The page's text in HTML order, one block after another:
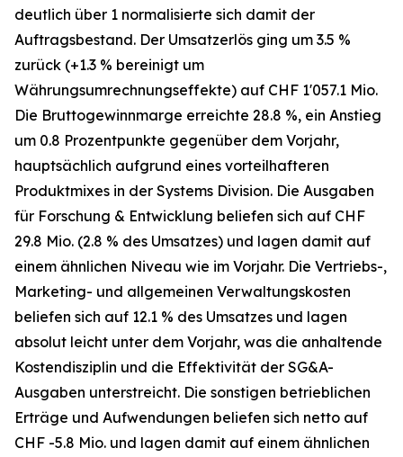
deutlich über 1 normalisierte sich damit der
Auftragsbestand. Der Umsatzerlös ging um 3.5 %
zurück (+1.3 % bereinigt um
Währungsumrechnungseffekte) auf CHF 1'057.1 Mio.
Die Bruttogewinnmarge erreichte 28.8 %, ein Anstieg
um 0.8 Prozentpunkte gegenüber dem Vorjahr,
hauptsächlich aufgrund eines vorteilhafteren
Produktmixes in der Systems Division. Die Ausgaben
für Forschung & Entwicklung beliefen sich auf CHF
29.8 Mio. (2.8 % des Umsatzes) und lagen damit auf
einem ähnlichen Niveau wie im Vorjahr. Die Vertriebs-,
Marketing- und allgemeinen Verwaltungskosten
beliefen sich auf 12.1 % des Umsatzes und lagen
absolut leicht unter dem Vorjahr, was die anhaltende
Kostendisziplin und die Effektivität der SG&A-
Ausgaben unterstreicht. Die sonstigen betrieblichen
Erträge und Aufwendungen beliefen sich netto auf
CHF -5.8 Mio. und lagen damit auf einem ähnlichen